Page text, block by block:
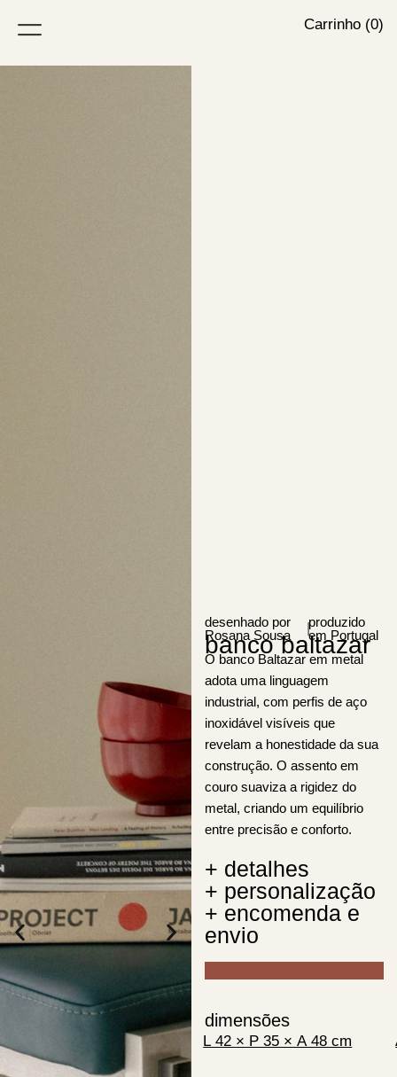
Carrinho (0)
desenhado por
Rosana Sousa
|produzido
em Portugal
banco baltazar
O banco Baltazar em metal
adota uma linguagem
industrial, com perfis de aço
inoxidável visíveis que
revelam a honestidade da sua
construção. O assento em
couro suaviza a rigidez do
metal, criando um equilíbrio
entre precisão e conforto.
+ detalhes
+ personalização
+ encomenda e
envio
dimensões